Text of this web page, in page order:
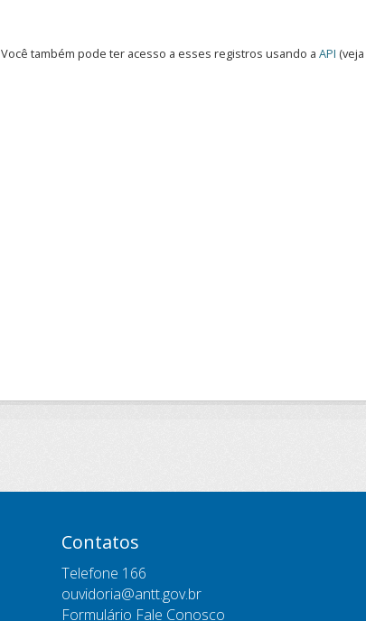
Você também pode ter acesso a esses registros usando a API (veja
Contatos
Telefone 166
ouvidoria@antt.gov.br
Formulário Fale Conosco